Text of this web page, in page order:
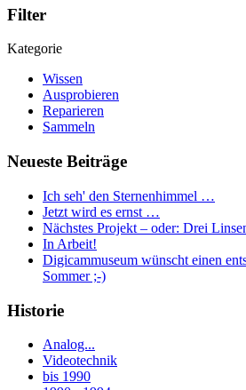
Filter
Kategorie
Wissen
Ausprobieren
Reparieren
Sammeln
Neueste Beiträge
Ich seh' den Sternenhimmel …
Jetzt wird es ernst …
Nächstes Projekt – oder: Drei
In Arbeit!
Digicammuseum wünscht einen
Sommer ;-)
Historie
Analog...
Videotechnik
bis 1990